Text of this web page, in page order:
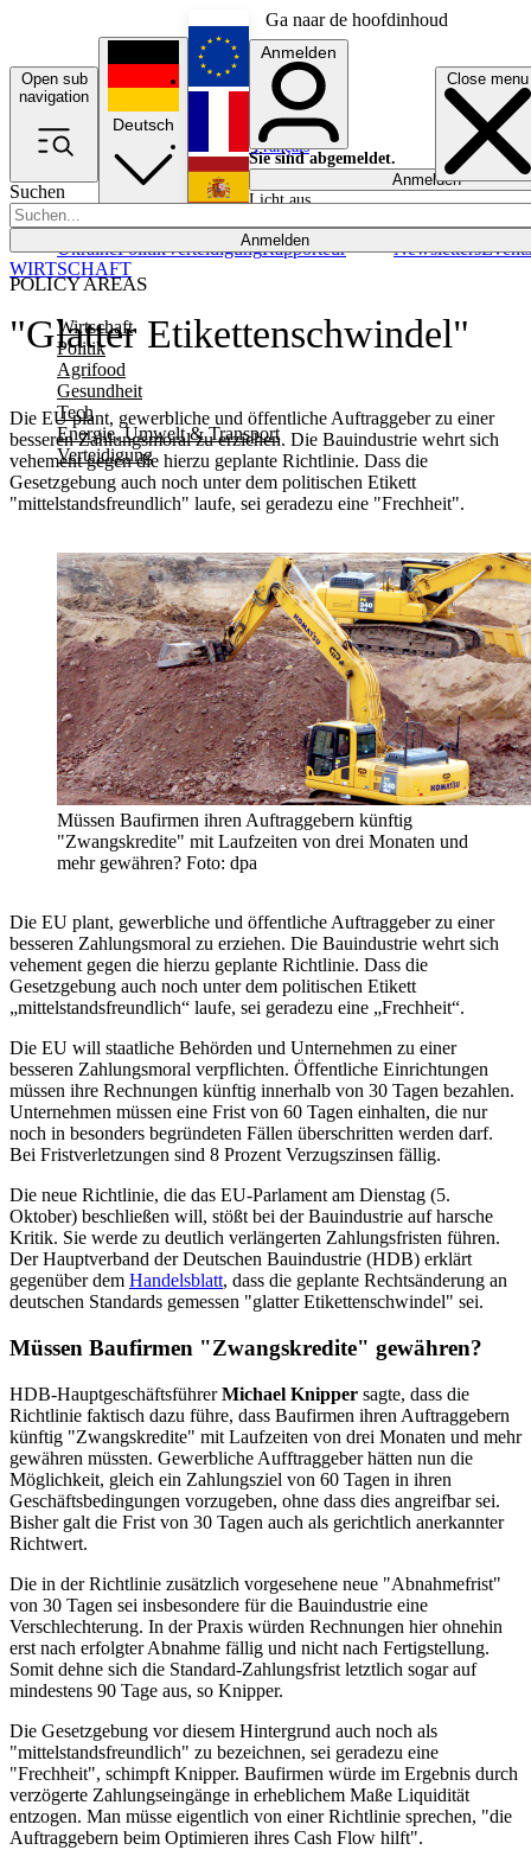
Ga naar de hoofdinhoud
Open sub
navigation
Close menu
Suchen
Anmelden
POLICY AREAS
Wirtschaft
Politik
Agrifood
Gesundheit
Tech
Energie, Umwelt & Transport
Verteidigung
UkrainePolitikVerteidigungRapporteur NewslettersEvents
Deutsch
English
Français
Anmelden
Sie sind abgemeldet.
Anmelden
Licht aus
"Glatter Etikettenschwindel"
Die EU plant, gewerbliche und öffentliche Auftraggeber zu einer
besseren Zahlungsmoral zu erziehen. Die Bauindustrie wehrt sich
vehement gegen die hierzu geplante Richtlinie. Dass die
Gesetzgebung auch noch unter dem politischen Etikett
"mittelstandsfreundlich" laufe, sei geradezu eine "Frechheit".
WIRTSCHAFT
Müssen Baufirmen ihren Auftraggebern künftig
"Zwangskredite" mit Laufzeiten von drei Monaten und
mehr gewähren? Foto: dpa
Die EU plant, gewerbliche und öffentliche Auftraggeber zu einer
besseren Zahlungsmoral zu erziehen. Die Bauindustrie wehrt sich
vehement gegen die hierzu geplante Richtlinie. Dass die
Gesetzgebung auch noch unter dem politischen Etikett
„mittelstandsfreundlich“ laufe, sei geradezu eine „Frechheit“.
Die EU will staatliche Behörden und Unternehmen zu einer
besseren Zahlungsmoral verpflichten. Öffentliche Einrichtungen
müssen ihre Rechnungen künftig innerhalb von 30 Tagen bezahlen.
Unternehmen müssen eine Frist von 60 Tagen einhalten, die nur
noch in besonders begründeten Fällen überschritten werden darf.
Bei Fristverletzungen sind 8 Prozent Verzugszinsen fällig.
Die neue Richtlinie, die das EU-Parlament am Dienstag (5.
Oktober) beschließen will, stößt bei der Bauindustrie auf harsche
Kritik. Sie werde zu deutlich verlängerten Zahlungsfristen führen.
Der Hauptverband der Deutschen Bauindustrie (HDB) erklärt
gegenüber dem Handelsblatt, dass die geplante Rechtsänderung an
deutschen Standards gemessen "glatter Etikettenschwindel" sei.
Müssen Baufirmen "Zwangskredite" gewähren?
HDB-HauptgeschäftsführerMichael Knipper sagte, dass die
Richtlinie faktisch dazu führe, dass Baufirmen ihren Auftraggebern
künftig "Zwangskredite" mit Laufzeiten von drei Monaten und mehr
gewähren müssten. Gewerbliche Aufftraggeber hätten nun die
Möglichkeit, gleich ein Zahlungsziel von 60 Tagen in ihren
Geschäftsbedingungen vorzugeben, ohne dass dies angreifbar sei.
Bisher galt die Frist von 30 Tagen auch als gerichtlich anerkannter
Richtwert.
Die in der Richtlinie zusätzlich vorgesehene neue "Abnahmefrist"
von 30 Tagen sei insbesondere für die Bauindustrie eine
Verschlechterung. In der Praxis würden Rechnungen hier ohnehin
erst nach erfolgter Abnahme fällig und nicht nach Fertigstellung.
Somit dehne sich die Standard-Zahlungsfrist letztlich sogar auf
mindestens 90 Tage aus, so Knipper.
Die Gesetzgebung vor diesem Hintergrund auch noch als
"mittelstandsfreundlich" zu bezeichnen, sei geradezu eine
"Frechheit", schimpft Knipper. Baufirmen würde im Ergebnis durch
verzögerte Zahlungseingänge in erheblichem Maße Liquidität
entzogen. Man müsse eigentlich von einer Richtlinie sprechen, "die
Auftraggebern beim Optimieren ihres Cash Flow hilft".